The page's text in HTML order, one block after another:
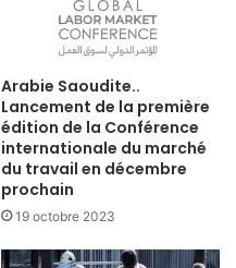
Arabie Saoudite..
Lancement de la première
édition de la Conférence
internationale du marché
du travail en décembre
prochain
19 octobre 2023